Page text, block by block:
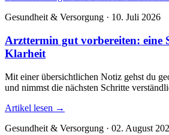
Gesundheit & Versorgung · 10. Juli 2026
Arzttermin gut vorbereiten: eine
Klarheit
Mit einer übersichtlichen Notiz gehst du
und nimmst die nächsten Schritte
Artikel lesen →
Gesundheit & Versorgung · 02. August